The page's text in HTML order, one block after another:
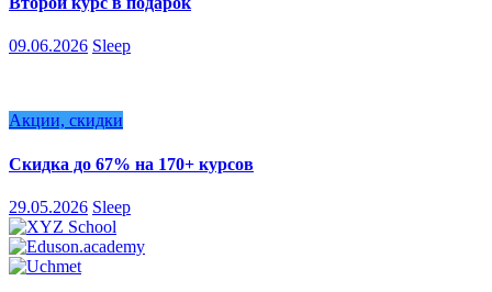
09.06.2026 Sleep
Акции, скидки
Скидка до 67% на 170+ курсов
29.05.2026 Sleep